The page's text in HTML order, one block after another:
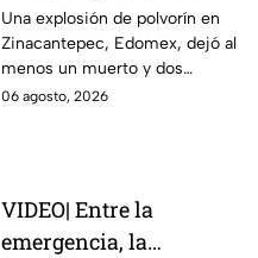
polvorín en Santa
María del Monte,
Zinacantepec; reportan
al menos un muerto y
Una explosión de polvorín en
Zinacantepec, Edomex, dejó al
menos un muerto y dos
heridos; autoridades atiende la
06 agosto, 2026
VIDEO| Entre la
emergencia, la